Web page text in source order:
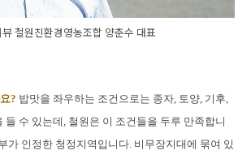
뷰 철원친환경영농조합 양춘수 대표
? 밥맛을 좌우하는 조건으로는 종자, 토양, 기후,
들 수 있는데, 철원은 이 조건들을 두루 만족합니
가 인정한 청정지역입니다. 비무장지대에 묶여 있